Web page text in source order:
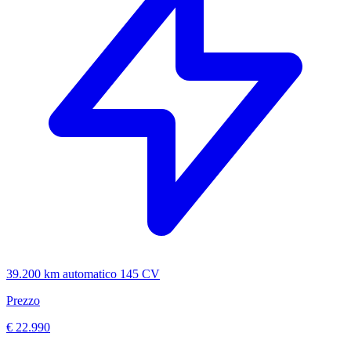
39.200 km automatico 145 CV
Prezzo
€ 22.990